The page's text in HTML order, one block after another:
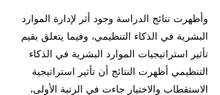
وأظهرت نتائج الدراسة وجود أثر لإدارة الموارد
البشرية في الذكاء التنظيمي، وفيما يتعلق بقيم
تأثير استراتيجيات الموارد البشرية في الذكاء
التنظيمي أظهرت النتائج أن تأثير استراتيجية
الاستقطاب والاختيار جاءت في الرتبة الأولى،